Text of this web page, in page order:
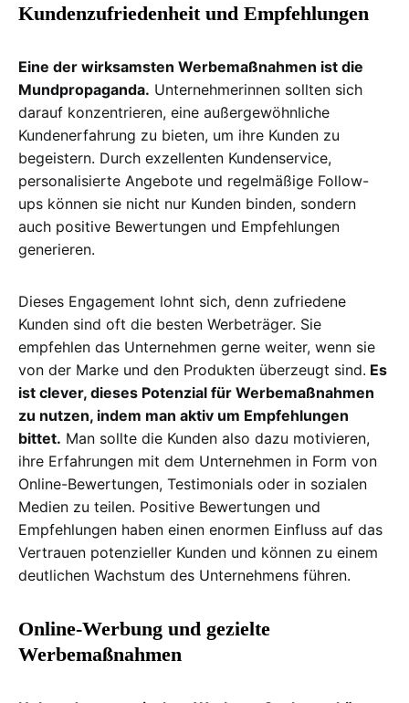
Kundenzufriedenheit und Empfehlungen
Eine der wirksamsten Werbemaßnahmen ist die
Mundpropaganda. Unternehmerinnen sollten sich
darauf konzentrieren, eine außergewöhnliche
Kundenerfahrung zu bieten, um ihre Kunden zu
begeistern. Durch exzellenten Kundenservice,
personalisierte Angebote und regelmäßige Follow-
ups können sie nicht nur Kunden binden, sondern
auch positive Bewertungen und Empfehlungen
generieren.
Dieses Engagement lohnt sich, denn zufriedene
Kunden sind oft die besten Werbeträger. Sie
empfehlen das Unternehmen gerne weiter, wenn sie
von der Marke und den Produkten überzeugt sind. Es
ist clever, dieses Potenzial für Werbemaßnahmen
zu nutzen, indem man aktiv um Empfehlungen
bittet. Man sollte die Kunden also dazu motivieren,
ihre Erfahrungen mit dem Unternehmen in Form von
Online-Bewertungen, Testimonials oder in sozialen
Medien zu teilen. Positive Bewertungen und
Empfehlungen haben einen enormen Einfluss auf das
Vertrauen potenzieller Kunden und können zu einem
deutlichen Wachstum des Unternehmens führen.
Online-Werbung und gezielte
Werbemaßnahmen